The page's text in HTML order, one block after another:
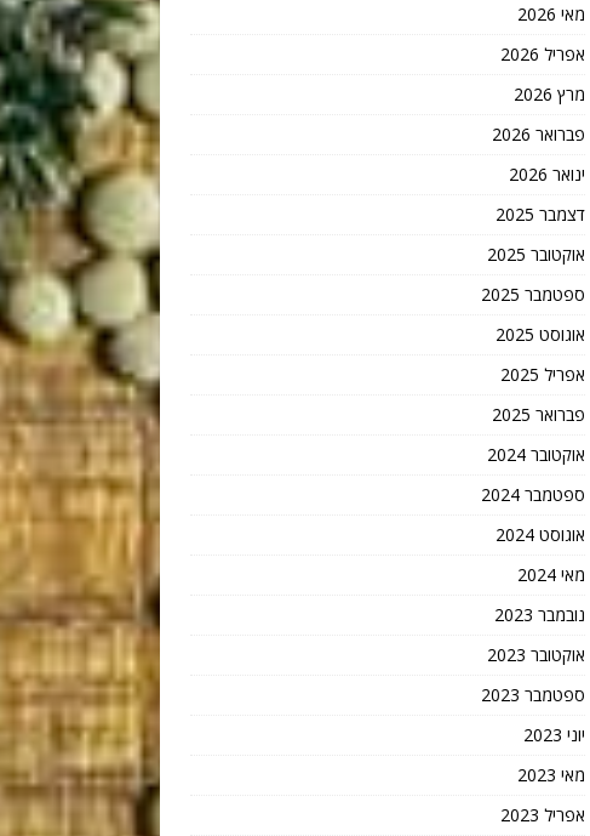
מאי 2026
אפריל 2026
מרץ 2026
פברואר 2026
ינואר 2026
דצמבר 2025
אוקטובר 2025
ספטמבר 2025
אוגוסט 2025
אפריל 2025
פברואר 2025
אוקטובר 2024
ספטמבר 2024
אוגוסט 2024
מאי 2024
נובמבר 2023
אוקטובר 2023
ספטמבר 2023
יוני 2023
מאי 2023
אפריל 2023